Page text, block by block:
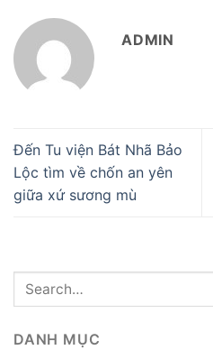
ADMIN
Đến Tu viện Bát Nhã Bảo
Lộc tìm về chốn an yên
giữa xứ sương mù
DANH MỤC